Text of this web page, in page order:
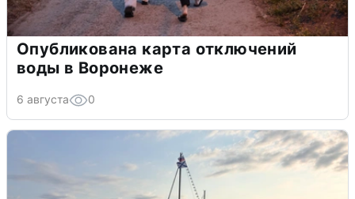
Опубликована карта отключений
воды в Воронеже
6 августа 0